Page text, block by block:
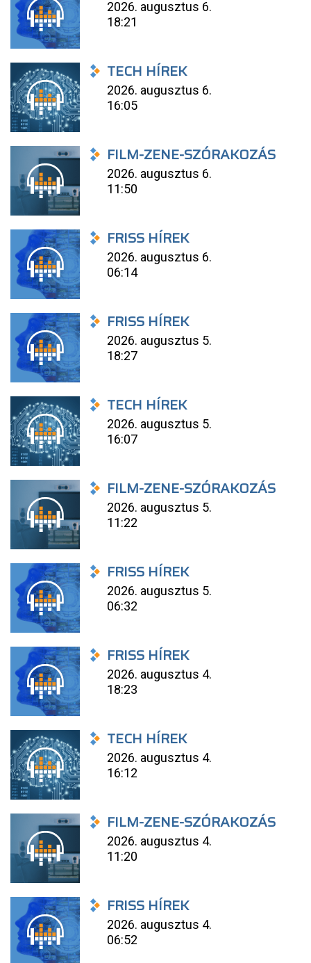
2026. augusztus 6.
18:21
TECH HÍREK
2026. augusztus 6.
16:05
FILM-ZENE-SZÓRAKOZÁS
2026. augusztus 6.
11:50
FRISS HÍREK
2026. augusztus 6.
06:14
FRISS HÍREK
2026. augusztus 5.
18:27
TECH HÍREK
2026. augusztus 5.
16:07
FILM-ZENE-SZÓRAKOZÁS
2026. augusztus 5.
11:22
FRISS HÍREK
2026. augusztus 5.
06:32
FRISS HÍREK
2026. augusztus 4.
18:23
TECH HÍREK
2026. augusztus 4.
16:12
FILM-ZENE-SZÓRAKOZÁS
2026. augusztus 4.
11:20
FRISS HÍREK
2026. augusztus 4.
06:52